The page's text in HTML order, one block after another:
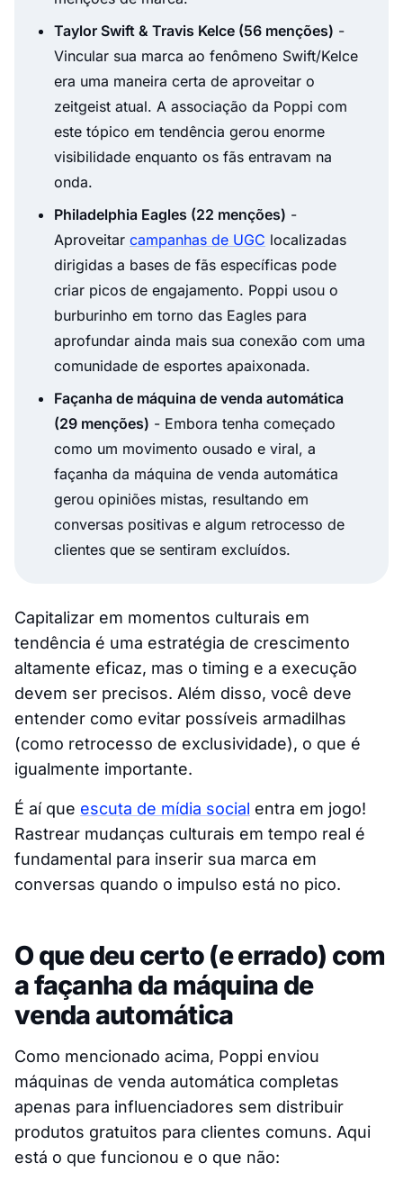
Taylor Swift & Travis Kelce (56 menções) -
Vincular sua marca ao fenômeno Swift/Kelce
era uma maneira certa de aproveitar o
zeitgeist atual. A associação da Poppi com
este tópico em tendência gerou enorme
visibilidade enquanto os fãs entravam na
onda.
Philadelphia Eagles (22 menções) -
Aproveitar campanhas de UGC localizadas
dirigidas a bases de fãs específicas pode
criar picos de engajamento. Poppi usou o
burburinho em torno das Eagles para
aprofundar ainda mais sua conexão com uma
comunidade de esportes apaixonada.
Façanha de máquina de venda automática
(29 menções) - Embora tenha começado
como um movimento ousado e viral, a
façanha da máquina de venda automática
gerou opiniões mistas, resultando em
conversas positivas e algum retrocesso de
clientes que se sentiram excluídos.
Capitalizar em momentos culturais em
tendência é uma estratégia de crescimento
altamente eficaz, mas o timing e a execução
devem ser precisos. Além disso, você deve
entender como evitar possíveis armadilhas
(como retrocesso de exclusividade), o que é
igualmente importante.
É aí que escuta de mídia social entra em jogo!
Rastrear mudanças culturais em tempo real é
fundamental para inserir sua marca em
conversas quando o impulso está no pico.
O que deu certo (e errado) com
a façanha da máquina de
venda automática
Como mencionado acima, Poppi enviou
máquinas de venda automática completas
apenas para influenciadores sem distribuir
produtos gratuitos para clientes comuns. Aqui
está o que funcionou e o que não: